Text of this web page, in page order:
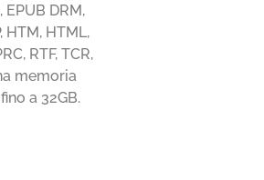
EPUB DRM,
HTM, HTML,
RTF, TCR,
memoria
a 32GB.